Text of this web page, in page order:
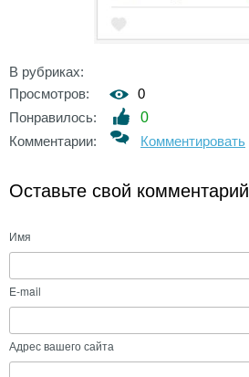
В рубриках:
Просмотров:
0
Понравилось:
0
Комментарии:
Комментировать
Оставьте свой комментарий
Имя
E-mail
Адрес вашего сайта